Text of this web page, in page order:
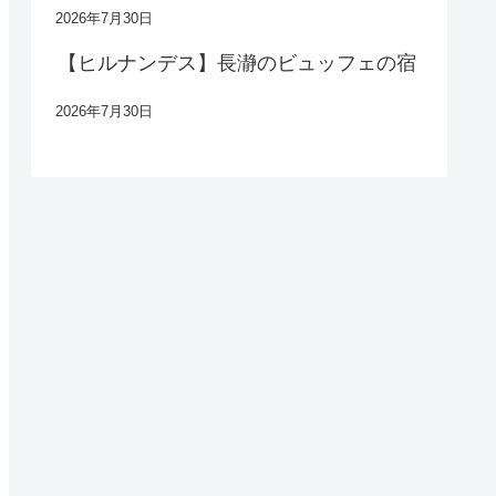
2026年7月30日
【ヒルナンデス】長瀞のビュッフェの宿
2026年7月30日